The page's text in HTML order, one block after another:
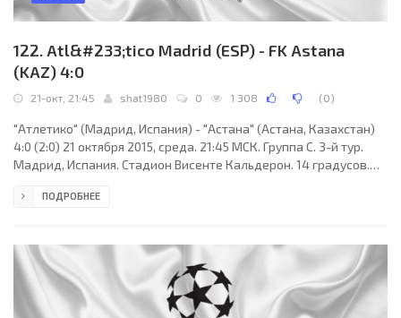
122. Atl&#233;tico Madrid (ESP) - FK Astana
(KAZ) 4:0
21-окт, 21:45 shat1980 0 1 308 (0)
"Атлетико" (Мадрид, Испания) - "Астана" (Астана, Казахстан)
4:0 (2:0) 21 октября 2015, среда. 21:45 МСК. Группа C. 3-й тур.
Мадрид, Испания. Стадион Висенте Кальдерон. 14 градусов.
Кульбаков (Гомель, Беларусь), Виталий Малютин (Беларусь),
Диего Годин, Стефан Савич, Тьягу Мендеш (Оливер, 46), Габи
(к), Сауль, Янник Феррейра-Карраско,
ПОДРОБНЕЕ